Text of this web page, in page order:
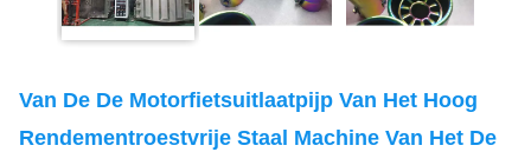
Van De De Motorfietsuitlaatpijp Van Het Hoog
Rendementroestvrije Staal Machine Van Het De